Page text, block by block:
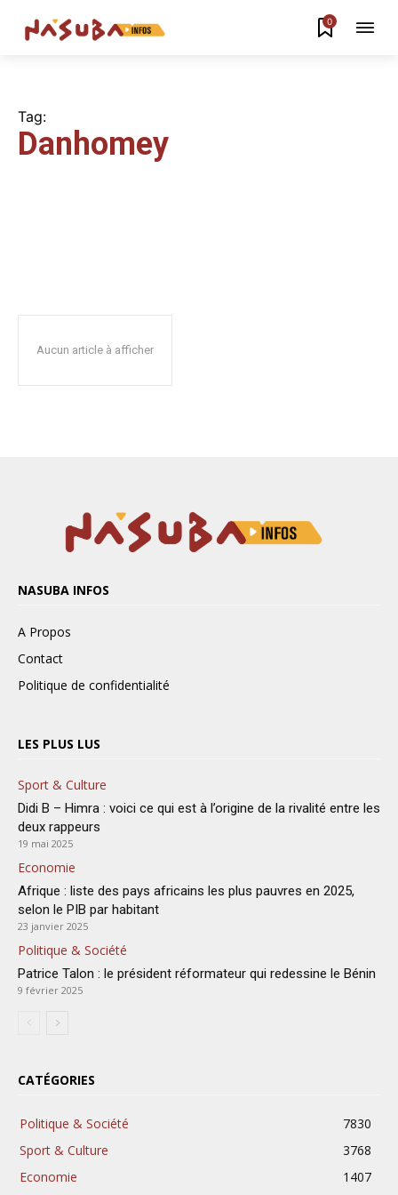
0
Tag:
Danhomey
Aucun article à afficher
NASUBA INFOS
A Propos
Contact
Politique de confidentialité
LES PLUS LUS
Sport & Culture
Didi B – Himra : voici ce qui est à l’origine de la rivalité entre les
deux rappeurs
19 mai 2025
Economie
Afrique : liste des pays africains les plus pauvres en 2025,
selon le PIB par habitant
23 janvier 2025
Politique & Société
Patrice Talon : le président réformateur qui redessine le Bénin
9 février 2025
CATÉGORIES
Politique & Société
7830
Sport & Culture
3768
Economie
1407